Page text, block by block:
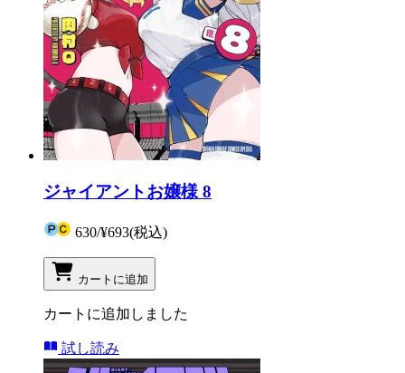
ジャイアントお嬢様 8
630/¥693(税込)
カートに追加
カートに追加しました
試し読み